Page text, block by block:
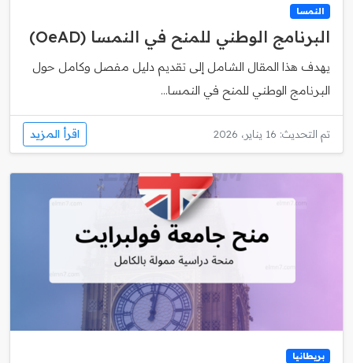
النمسا
البرنامج الوطني للمنح في النمسا (OeAD)
يهدف هذا المقال الشامل إلى تقديم دليل مفصل وكامل حول
البرنامج الوطني للمنح في النمسا...
تم التحديث: 16 يناير، 2026 اقرأ المزيد
بريطانيا